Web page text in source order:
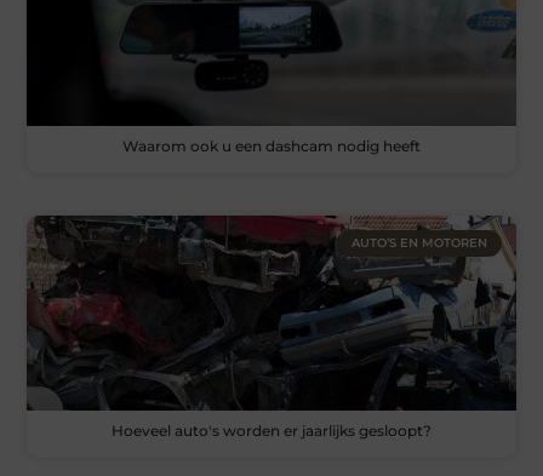
Waarom ook u een dashcam nodig heeft
AUTO’S EN MOTOREN
Hoeveel auto's worden er jaarlijks gesloopt?